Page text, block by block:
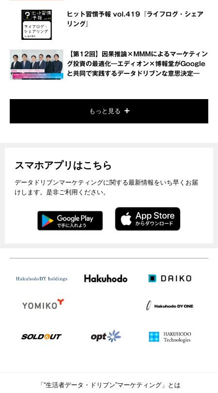
ヒット習慣予報 vol.419『ライフログ・シェア
リング』
【第12回】因果推論×MMMによるマーケティン
グ投資の最適化―エディオン×博報堂がGoogle
と共同で実践するデータドリブンな意思決定―
もっと見る
スマホアプリはこちら
データドリブンマーケティングに関する最新情報をいち早くお届
けします。是非ご利用ください。
「“生活者データ・ドリブン”マーケティング」とは